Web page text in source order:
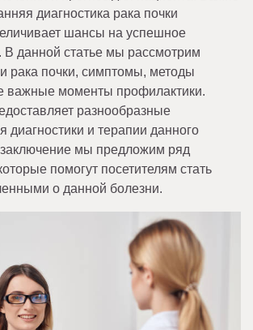
диагностика рака почки
шансы на успешное
В данной статье мы рассмотрим
рака почки, симптомы, методы
важные моменты профилактики.
разнообразные
диагностики и терапии данного
мы предложим ряд
помогут посетителям стать
о данной болезни.